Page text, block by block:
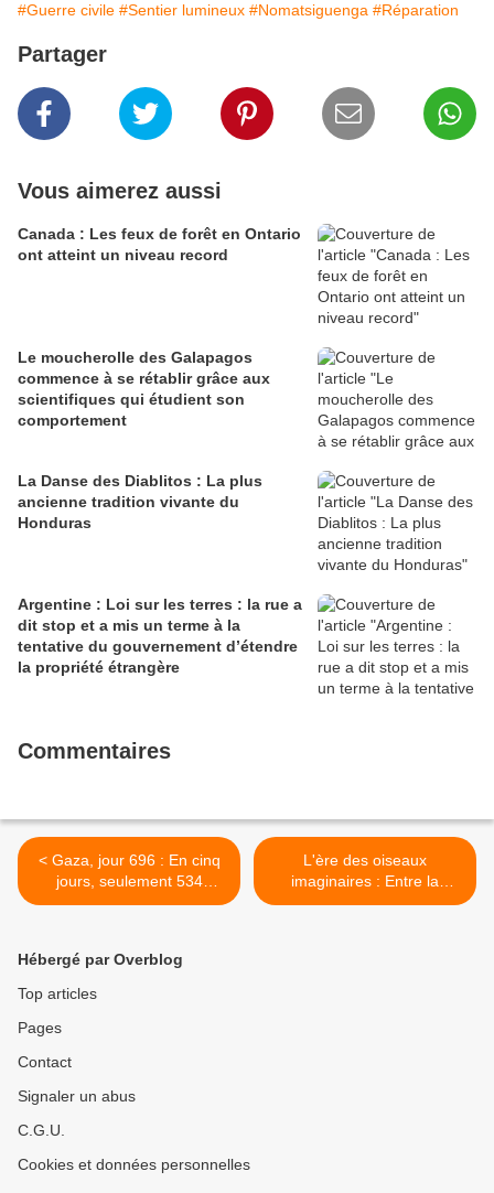
#Guerre civile #Sentier lumineux #Nomatsiguenga #Réparation
Partager
Vous aimerez aussi
Canada : Les feux de forêt en Ontario
ont atteint un niveau record
Le moucherolle des Galapagos
commence à se rétablir grâce aux
scientifiques qui étudient son
comportement
La Danse des Diablitos : La plus
ancienne tradition vivante du
Honduras
Argentine : Loi sur les terres : la rue a
dit stop et a mis un terme à la
tentative du gouvernement d’étendre
la propriété étrangère
Commentaires
< Gaza, jour 696 : En cinq
jours, seulement 534
camions sont entrés dans
L'ère des oiseaux
imaginaires : Entre la
beauté de la tromperie et
Hébergé par Overblog
Top articles
Pages
Contact
Signaler un abus
C.G.U.
Cookies et données personnelles